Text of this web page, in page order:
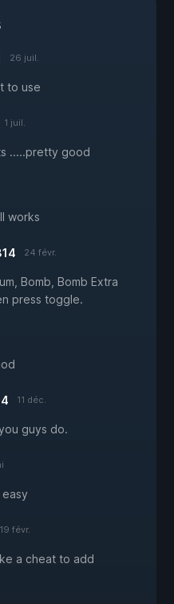
26 juil.
to use
1 juil.
.....pretty good
works
24 févr.
Bomb, Bomb Extra
press toggle.
11 déc.
guys do.
19 févr.
a cheat to add